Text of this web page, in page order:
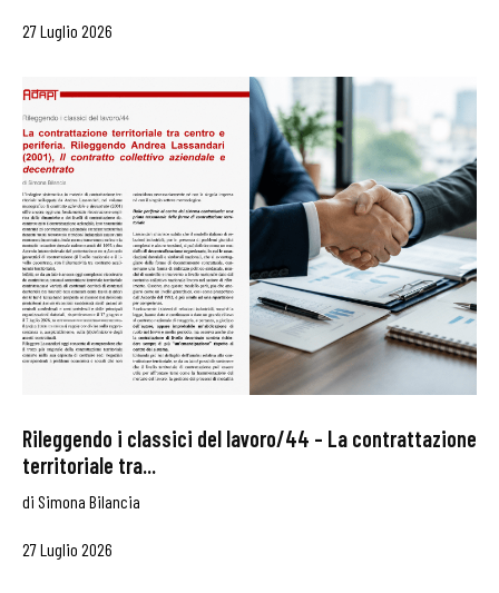
27 Luglio 2026
Rileggendo i classici del lavoro/44 – La contrattazione
territoriale tra...
di Simona Bilancia
27 Luglio 2026